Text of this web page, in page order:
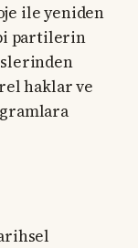
ile yeniden
partilerin
haklar ve